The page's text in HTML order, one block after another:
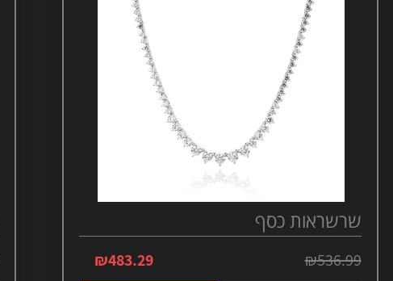
שרשראות כסף
₪536.99
₪483.29